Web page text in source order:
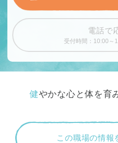
電話で
受付時間：10:00～
健やかな心と体を育
この職場の情報